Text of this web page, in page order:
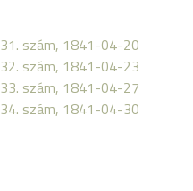
31. szám, 1841-04-20
32. szám, 1841-04-23
33. szám, 1841-04-27
34. szám, 1841-04-30